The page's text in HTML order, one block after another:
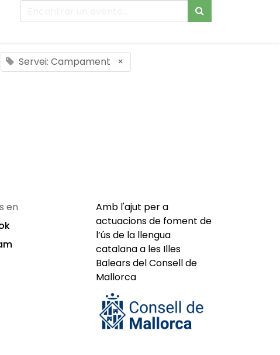
Servei: Campament ×
en
Amb l'ajut per a
actuacions de foment de
l’ús de la llengua
catalana a les Illes
Balears del Consell de
Mallorca